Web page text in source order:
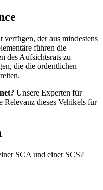
der aus mindestens
führen die
des Aufsichtsrats zu
die die ordentlichen
Unsere Experten für
Relevanz dieses Vehikels für
SCA und einer SCS?